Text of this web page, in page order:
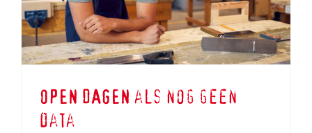
OPEN DAGEN als nog geen
data